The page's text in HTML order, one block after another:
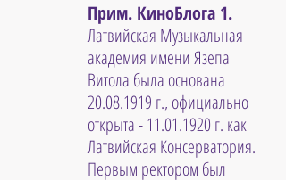
Прим. КиноБлога 1.
Латвийская Музыкальная
академия имени Язепа
Витола была основана
20.08.1919 г., официально
открыта - 11.01.1920 г. как
Латвийская Консерватория.
Первым ректором был